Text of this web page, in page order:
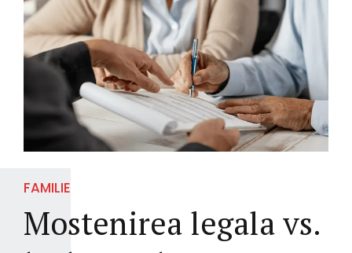
FAMILIE
Mostenirea legala vs.